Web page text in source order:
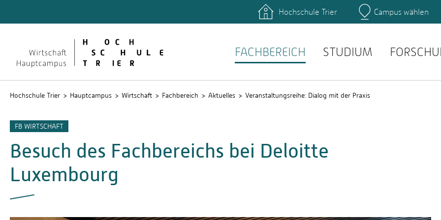
Formalitäten: Studienservice Literatur:
Hochschule Trier Campus wählen
FACHBEREICH STUDIUM
Hochschule Trier Hauptcampus Wirtschaft Fachbereich Aktuelles Veranstaltungsreihe: Dialog mit der Praxis
FB WIRTSCHAFT
Besuch des Fachbereichs bei Deloitte
Luxembourg